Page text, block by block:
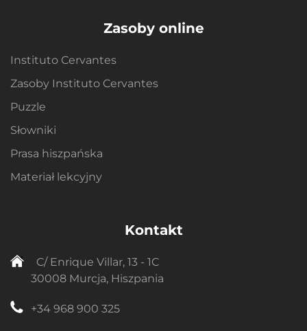
Zasoby online
Instituto Cervantes
Zasoby Instituto Cervantes
Puzzle
Słowniki
Prasa hiszpańska
Materiał lekcyjny
Kontakt
C/ Enrique Villar, 13 - 1C
30008 Murcja, Hiszpania
+34 968 900 325